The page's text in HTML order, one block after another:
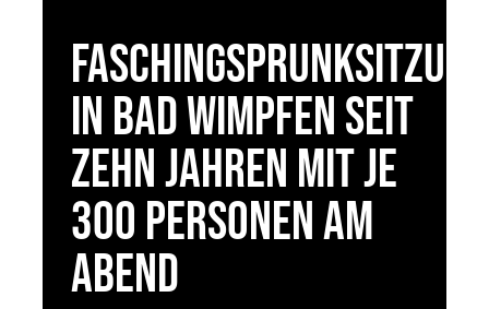
in Bad Wimpfen seit
zehn Jahren mit je
300 Personen am
Abend